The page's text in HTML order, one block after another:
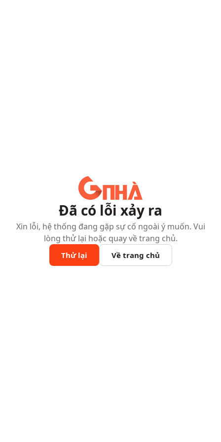
Đã có lỗi xảy ra
Xin lỗi, hệ thống đang gặp sự cố ngoài ý muốn. Vui
lòng thử lại hoặc quay về trang chủ.
Thử lại Về trang chủ